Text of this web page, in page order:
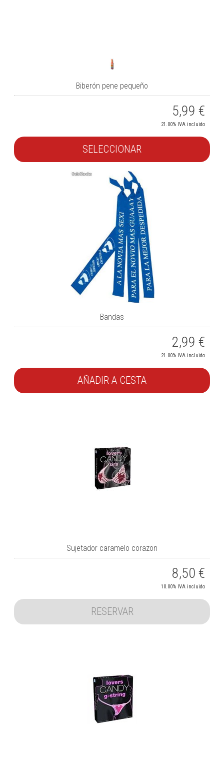
Biberón pene pequeño
5,99 €
21.00% IVA incluido
SELECCIONAR
Bandas
2,99 €
21.00% IVA incluido
AÑADIR A CESTA
Sujetador caramelo corazon
8,50 €
10.00% IVA incluido
RESERVAR